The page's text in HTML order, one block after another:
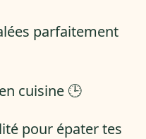
parfaitement
cuisine 🕒
pour épater tes